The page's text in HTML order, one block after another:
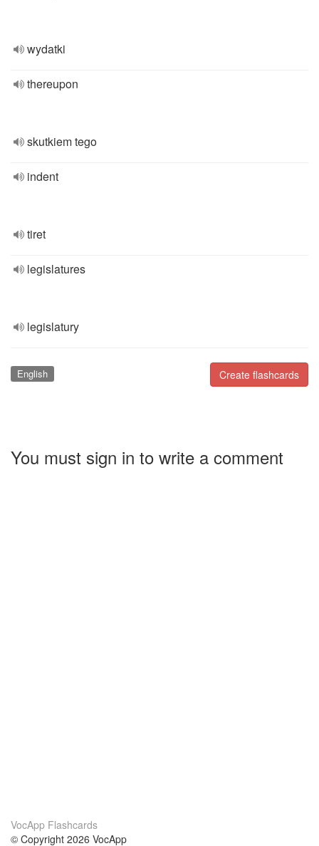
wydatki
thereupon
skutkiem tego
indent
tiret
legislatures
legislatury
Create flashcards
English
You must sign in to write a comment
VocApp Flashcards
© Copyright 2026 VocApp